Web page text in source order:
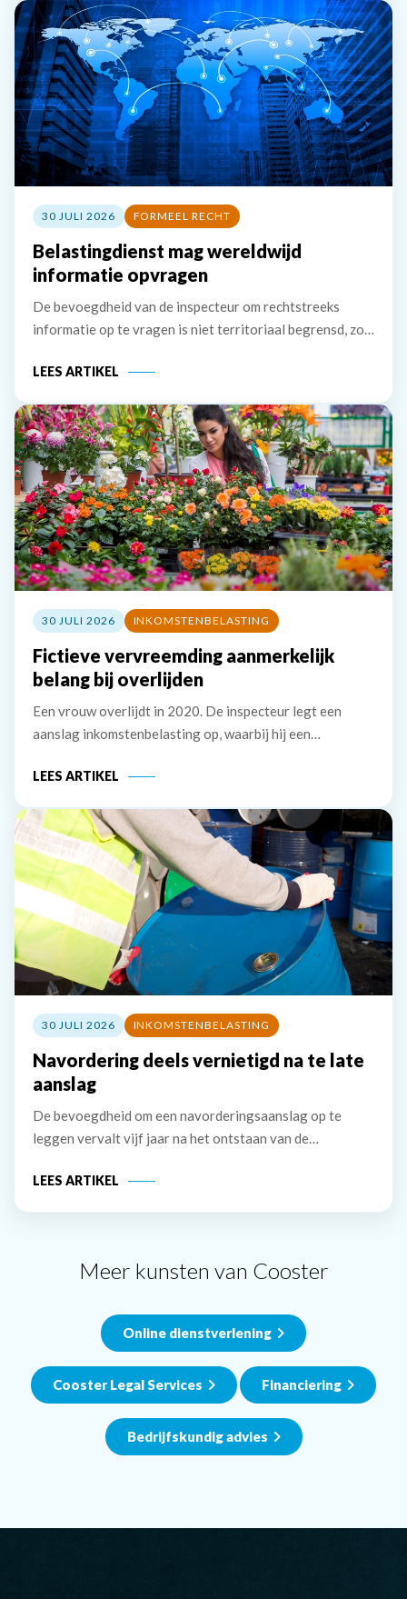
30 JULI 2026 FORMEEL RECHT
Belastingdienst mag wereldwijd
informatie opvragen
De bevoegdheid van de inspecteur om rechtstreeks
informatie op te vragen is niet territoriaal begrensd, zo
Exchange Agreement (TIEA) met Jersey niet mee dat de
LEES ARTIKEL
30 JULI 2026 INKOMSTENBELASTING
Fictieve vervreemding aanmerkelijk
belang bij overlijden
Een vrouw overlijdt in 2020. De inspecteur legt een
aanslag inkomstenbelasting op, waarbij hij een
241.893 in aanmerking neemt. De erven van de vrouw
LEES ARTIKEL
30 JULI 2026 INKOMSTENBELASTING
Navordering deels vernietigd na te late
aanslag
De bevoegdheid om een navorderingsaanslag op te
leggen vervalt vijf jaar na het ontstaan van de
wordt deze termijn verlengd met het verleende uitstel.
LEES ARTIKEL
Meer kunsten van Cooster
Online dienstverlening
Cooster Legal Services Financiering
Bedrijfskundig advies